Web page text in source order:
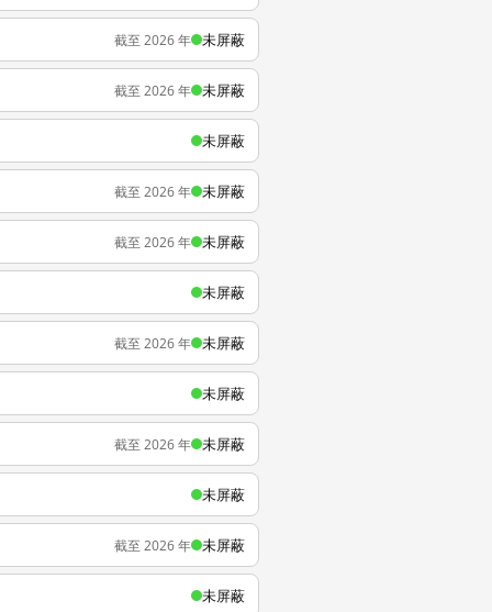
截至 2026 年 未屏蔽
截至 2026 年 未屏蔽
未屏蔽
截至 2026 年 未屏蔽
截至 2026 年 未屏蔽
未屏蔽
截至 2026 年 未屏蔽
未屏蔽
截至 2026 年 未屏蔽
未屏蔽
截至 2026 年 未屏蔽
未屏蔽